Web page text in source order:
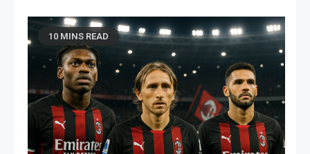
10 MINS READ